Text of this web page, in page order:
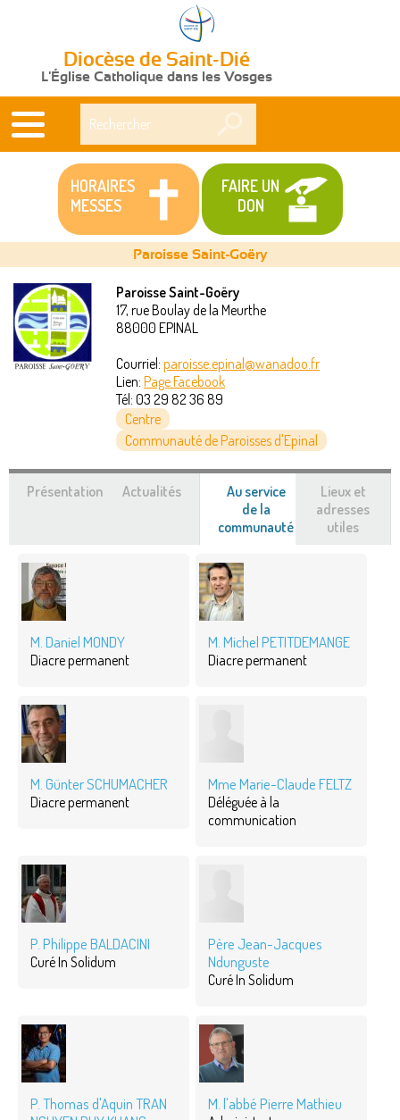
Diocèse de Saint-Dié
L'Église Catholique dans les Vosges
HORAIRES
MESSES
FAIRE UN
DON
Vous
êtes
Paroisse Saint-Goëry
Paroisse Saint-Goëry
17, rue Boulay de la Meurthe
88000 EPINAL
Courriel: paroisse.epinal@wanadoo.fr
Lien: Page Facebook
Tél: 03 29 82 36 89
Centre
Communauté de Paroisses d'Epinal
Présentation Actualités
Au service
de la
communauté (onglet
Lieux et
adresses
utiles
M. Daniel MONDY
Diacre permanent
M. Michel PETITDEMANGE
Diacre permanent
M. Günter SCHUMACHER
Diacre permanent
Mme Marie-Claude FELTZ
Déléguée à la
communication
P. Philippe BALDACINI
Curé In Solidum
Père Jean-Jacques
Ndunguste
Curé In Solidum
P. Thomas d'Aquin TRAN
M. l'abbé Pierre Mathieu